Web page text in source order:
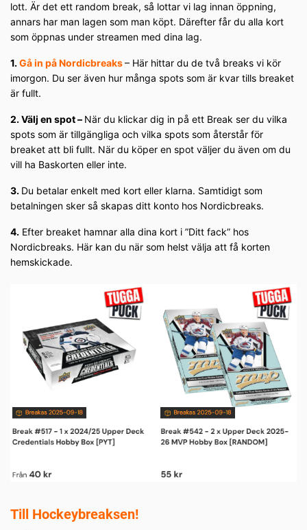
lott. Är det ett random break, så lottar vi lag innan öppning,
annars har man lagen som man köpt. Därefter får du alla kort
som öppnas under streamen med dina lag.
1.Gå in på Nordicbreaks– Här hittar du de två breaks vi kör
imorgon. Du ser även hur många spots som är kvar tills breaket
är fullt.
2. Välj en spot – När du klickar dig in på ett Break ser du vilka
spots som är tillgängliga och vilka spots som återstår för
breaket att bli fullt. När du köper en spot väljer du även om du
vill ha Baskorten eller inte.
3. Du betalar enkelt med kort eller klarna. Samtidigt som
betalningen sker så skapas ditt konto hos Nordicbreaks.
4. Efter breaket hamnar alla dina kort i ”Ditt fack” hos
Nordicbreaks. Här kan du när som helst välja att få korten
hemskickade.
Till Hockeybreaksen!